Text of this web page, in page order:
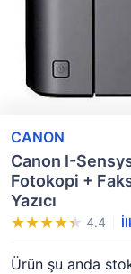
CANON
Canon I-
Fotokopi +
Yazıcı
4.4
Ürün şu anda